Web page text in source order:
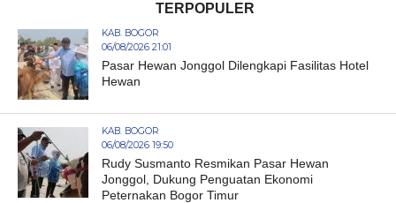
TERPOPULER
KAB. BOGOR
06/08/2026 21:01
Pasar Hewan Jonggol Dilengkapi Fasilitas Hotel
Hewan
KAB. BOGOR
06/08/2026 19:50
Rudy Susmanto Resmikan Pasar Hewan
Jonggol, Dukung Penguatan Ekonomi
Peternakan Bogor Timur